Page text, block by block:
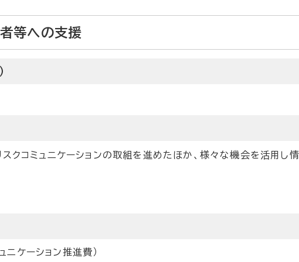
者等への支援
クコミュニケーションの取組を進めたほか、様々な機会を活用し
ケーション推進費）